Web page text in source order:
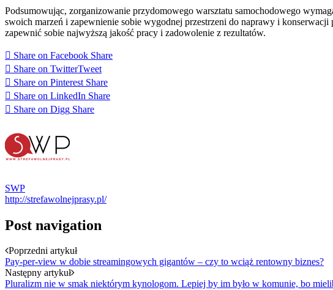
Podsumowując, zorganizowanie przydomowego warsztatu samochodowego
swoich marzeń i zapewnienie sobie wygodnej przestrzeni do naprawy i
zapewnić sobie najwyższą jakość pracy i zadowolenie z rezultatów.
Share on Facebook Share
Share on TwitterTweet
Share on Pinterest Share
Share on LinkedIn Share
Share on Digg Share
SWP
http://strefawolnejprasy.pl/
Post navigation
Poprzedni artykuł
Pay-per-view w dobie streamingowych gigantów – czy to wciąż rentowny biznes?
Następny artykuł
Pluralizm nie w smak niektórym kynologom. Lepiej by im było w komunie, bo